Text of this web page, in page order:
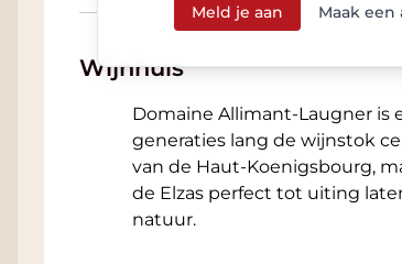
verantwoordelijk en dus wordt
plukken, onderhoud) en ook
beheersen en het ecosysteem
geploegde en grasrijke rijen.
evenwicht zijn om nauwkeurige
menselijke en ecologische
pers en roestvrijstalen tanks
Meld je aan Maak een
Wijnhuis
Domaine Allimant-Laugner is
generaties lang de wijnstok
van de Haut-Koenigsbourg,
de Elzas perfect tot uiting
natuur.